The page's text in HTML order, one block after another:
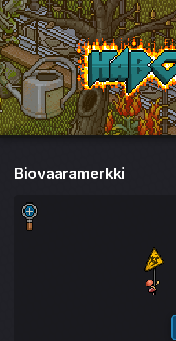
HabCat
Biovaaramerkki